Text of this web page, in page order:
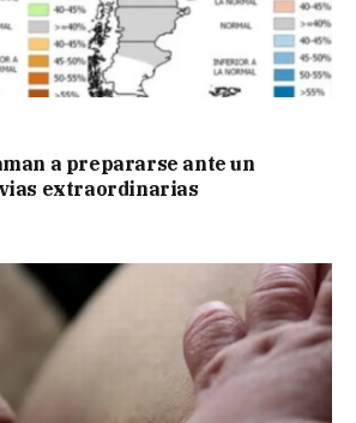
a prepararse ante un
extraordinarias